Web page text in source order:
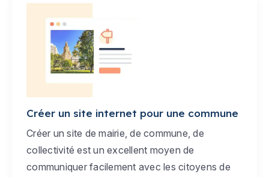
Créer un site internet pour une commune
Créer un site de mairie, de commune, de
collectivité est un excellent moyen de
communiquer facilement avec les citoyens de